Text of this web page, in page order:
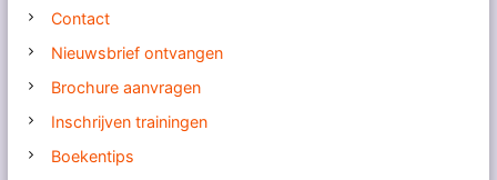
Contact
Nieuwsbrief ontvangen
Brochure aanvragen
Inschrijven trainingen
Boekentips